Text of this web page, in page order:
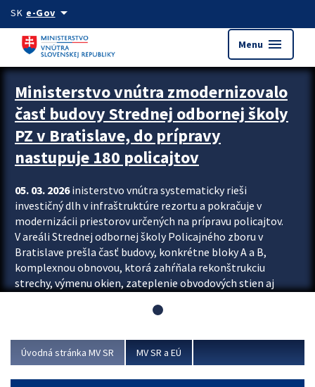
Preskocit na hlavný obsah
SK e-Govarrow_drop_down
Menu menu
Ministerstvo vnútra zmodernizovalo
časť budovy Strednej odbornej školy
PZ v Bratislave, do prípravy
nastupuje 180 policajtov
05. 03. 2026inisterstvo vnútra systematicky rieši
investičný dlh v infraštruktúre rezortu a pokračuje v
modernizácii priestorov určených na prípravu policajtov.
V areáli Strednej odbornej školy Policajného zboru v
Bratislave prešla časť budovy, konkrétne bloky A a B,
komplexnou obnovou, ktorá zahŕňala rekonštrukciu
strechy, výmenu okien, zateplenie obvodových stien aj
aj interiéru, kde vznikli nové učebne a moderné
Viac
Úvodná stránka MV SR MV SR a EÚ